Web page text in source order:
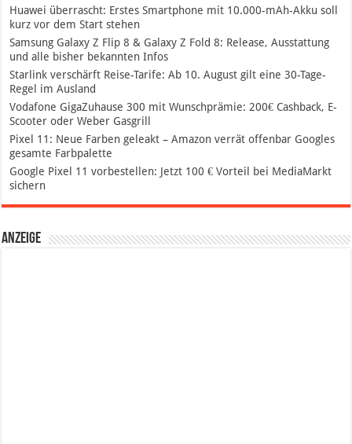
Huawei überrascht: Erstes Smartphone mit 10.000-mAh-Akku soll
kurz vor dem Start stehen
Samsung Galaxy Z Flip 8 & Galaxy Z Fold 8: Release, Ausstattung
und alle bisher bekannten Infos
Starlink verschärft Reise-Tarife: Ab 10. August gilt eine 30-Tage-
Regel im Ausland
Vodafone GigaZuhause 300 mit Wunschprämie: 200€ Cashback, E-
Scooter oder Weber Gasgrill
Pixel 11: Neue Farben geleakt – Amazon verrät offenbar Googles
gesamte Farbpalette
Google Pixel 11 vorbestellen: Jetzt 100 € Vorteil bei MediaMarkt
sichern
Anzeige